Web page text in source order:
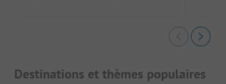
Destinations et thèmes populaires